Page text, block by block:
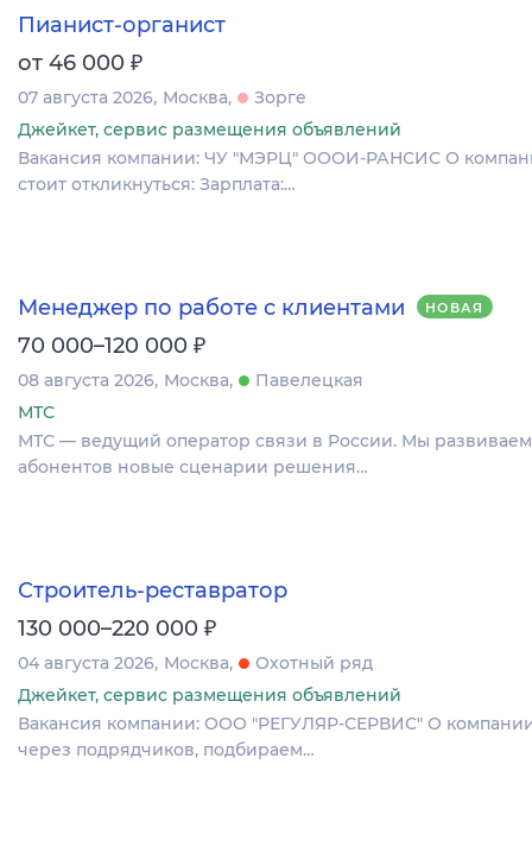
Пианист-органист
от 46 000 ₽
07 августа 2026 Москва
Зорге
Джейкет, сервис размещения объявлений
Вакансия компании: ЧУ "МЭРЦ" ОООИ-РАНСИС О
стоит откликнуться: Зарплата:…
Менеджер по работе с клиентами НОВАЯ
70 000–120 000 ₽
08 августа 2026 Москва
Павелецкая
МТС
МТС — ведущий оператор связи в России. Мы
абонентов новые сценарии решения…
Строитель-реставратор
130 000–220 000 ₽
04 августа 2026 Москва
Охотный ряд
Джейкет, сервис размещения объявлений
Вакансия компании: ООО "РЕГУЛЯР-СЕРВИС" О
через подрядчиков, подбираем…